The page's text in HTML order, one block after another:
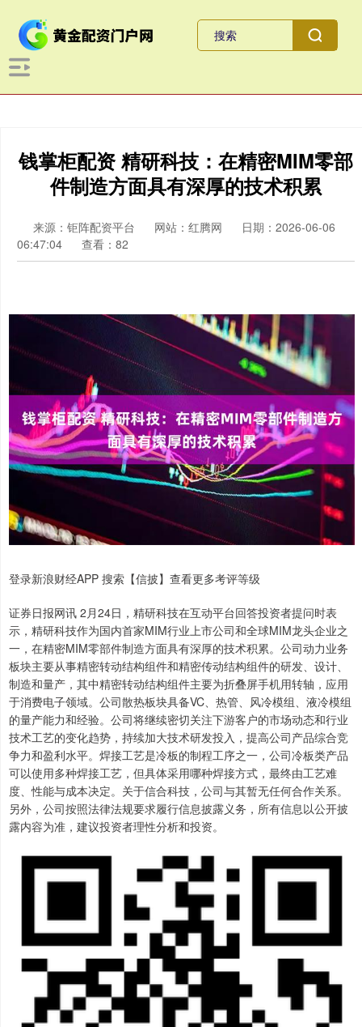
钱掌柜配资 精研科技：在精密MIM零部
件制造方面具有深厚的技术积累
来源：钜阵配资平台 网站：红腾网
日期：2026-06-06
06:47:04
查看：82
登录新浪财经APP 搜索【信披】查看更多考评等级
证券日报网讯 2月24日，精研科技在互动平台回答投资者提问时表
示，精研科技作为国内首家MIM行业上市公司和全球MIM龙头企业之
一，在精密MIM零部件制造方面具有深厚的技术积累。公司动力业务
板块主要从事精密转动结构组件和精密传动结构组件的研发、设计、
制造和量产，其中精密转动结构组件主要为折叠屏手机用转轴，应用
于消费电子领域。公司散热板块具备VC、热管、风冷模组、液冷模组
的量产能力和经验。公司将继续密切关注下游客户的市场动态和行业
技术工艺的变化趋势，持续加大技术研发投入，提高公司产品综合竞
争力和盈利水平。焊接工艺是冷板的制程工序之一，公司冷板类产品
可以使用多种焊接工艺，但具体采用哪种焊接方式，最终由工艺难
度、性能与成本决定。关于信合科技，公司与其暂无任何合作关系。
另外，公司按照法律法规要求履行信息披露义务，所有信息以公开披
露内容为准，建议投资者理性分析和投资。